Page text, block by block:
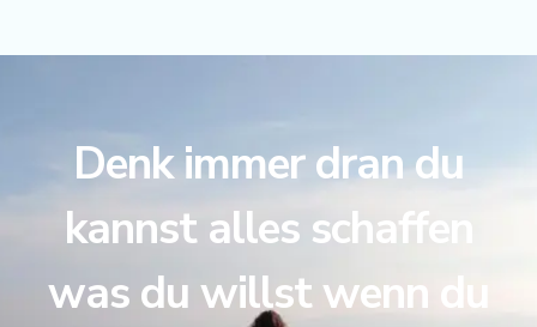
Denk immer dran du
kannst alles schaffen
was du willst wenn du